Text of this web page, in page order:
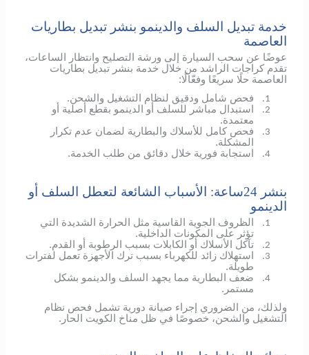
خدمة تبديل السلف والدينمو بنشر تبديل بطاريات
العاصمة
عوضًا عن سحب السيارة إلى ورشة التصليح وانتظار الساعات،
تقدم كراجات الراشد من خلال خدمة بنشر تبديل بطاريات
العاصمة حلًا سريعًا وفعّالًا:
1. فحص شامل ودقيق لنظام التشغيل والشحن.
2.
استبدال مباشر للسلف أو الدينمو بقطع أصلية أو
معتمدة.
3.
فحص كامل للأسلاك والبطارية لضمان عدم تكرار
المشكلة.
4. استجابة فورية خلال دقائق من طلب الخدمة.
بنشر 24ساعة: الأسباب الشائعة لتعطل السلف أو
الدينمو
1.
الظروف الجوية القاسية مثل الحرارة الشديدة التي
تؤثر على المكونات الداخلية.
2. تآكل الأسلاك أو الكابلات بسبب الرطوبة أو القدم.
3.
استهلاك زائد للكهرباء بسبب ترك الأجهزة تعمل لفترات
طويلة.
4.
ضعف البطارية مما يجهد السلف والدينمو بشكل
مستمر.
ولذلك، من الضروري إجراء صيانة دورية تشمل فحص نظام
التشغيل والشحن، خصوصًا في ظل مناخ الكويت الحار.